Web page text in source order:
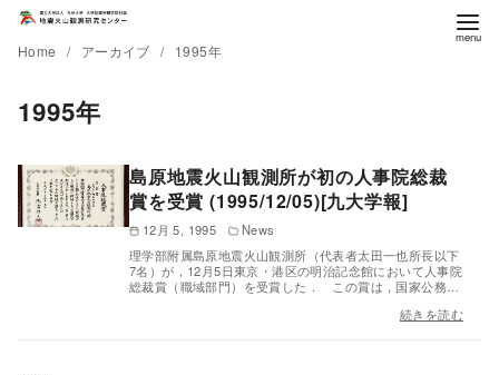
Home アーカイブ 1995年
1995年
島原地震火山観測所が初の人事院総裁
賞を受賞 (1995/12/05)[九大学報]
12月 5, 1995
News
理学部附属島原地震火山観測所（代表者太田一也所長以下
7名）が，12月5日東京・港区の明治記念館において人事院
総裁賞（職域部門）を受賞した． この賞は，国家公務…
続きを読む